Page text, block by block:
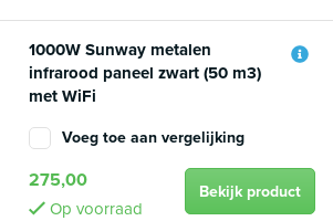
1000W Sunway metalen
infrarood paneel zwart (50 m3)
met WiFi
Voeg toe aan vergelijking
275,00
Op voorraad
Bekijk product